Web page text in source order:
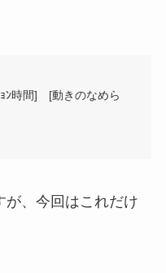
ﾝ時間] [動きのなめら
が、今回はこれだけ